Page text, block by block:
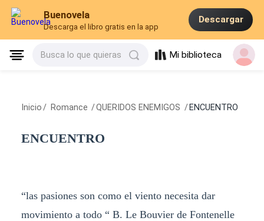
Buenovela
Descarga el libro gratis en la app
Descargar
Busca lo que quieras Mi biblioteca
Inicio / Romance /QUERIDOS ENEMIGOS / ENCUENTRO
ENCUENTRO
“las pasiones son como el viento necesita dar
movimiento a todo “ B. Le Bouvier de Fontenelle